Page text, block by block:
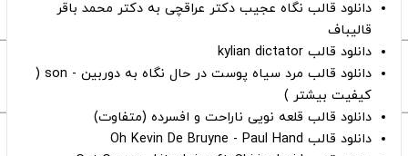
دانلود قالب نگاه عجیب دکتر عراقچی به دکتر محمد باقر
قالیباف
دانلود قالب kylian dictator
دانلود قالب مرد سیاه پوست در حال نگاه به دوربین - son (
کیفیت بیشتر )
دانلود قالب قلعه نویی ناراحت و افسرده (متفاوت)
دانلود قالب Oh Kevin De Bruyne - Paul Hand